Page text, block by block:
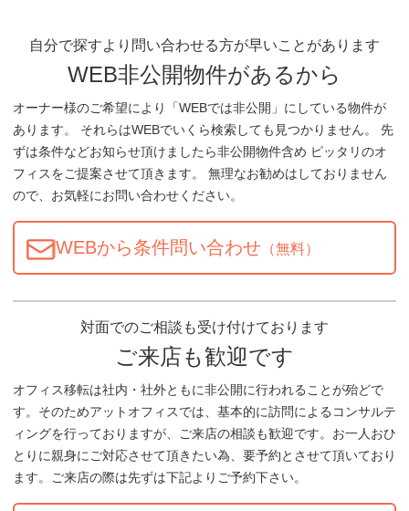
自分で探すより問い合わせる方が早いことがあります
WEB非公開物件があるから
オーナー様のご希望により「WEBでは非公開」にしている物件が
あります。 それらはWEBでいくら検索しても見つかりません。 先
ずは条件などお知らせ頂けましたら非公開物件含め ピッタリのオ
フィスをご提案させて頂きます。 無理なお勧めはしておりません
ので、お気軽にお問い合わせください。
WEBから条件問い合わせ （無料）
対面でのご相談も受け付けております
ご来店も歓迎です
オフィス移転は社内・社外ともに非公開に行われることが殆どで
す。そのためアットオフィスでは、基本的に訪問によるコンサルテ
ィングを行っておりますが、ご来店の相談も歓迎です。お一人おひ
とりに親身にご対応させて頂きたい為、要予約とさせて頂いており
ます。ご来店の際は先ずは下記よりご予約下さい。